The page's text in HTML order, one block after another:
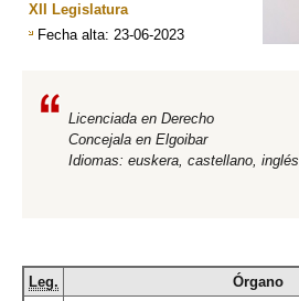
XII Legislatura
Fecha alta: 23-06-2023
Licenciada en Derecho
Concejala en Elgoibar
Idiomas: euskera, castellano, inglés
Leg. Órgano